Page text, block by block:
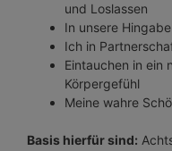
und Loslassen
In unsere
Ich in
Eintauchen in ein
Körpergefühl
Meine wahre
Basis hierfür sind: